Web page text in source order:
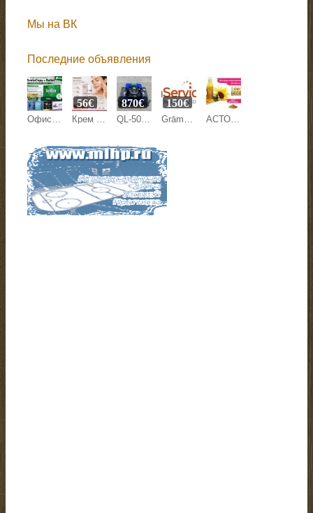
Мы на ВК
Последние объявления
Офисная бумага Svetocopy и Ballet от производителя - оптом Крем против морщин Mesoestetic Age Element 50 мл на Beyston
56€
QL-500Y LAWN MOWER
870€
Grāmatvedības pakalpojumi
150€
АСТОН - Оптовые продажи подсолнечного масла от завода. Экспорт